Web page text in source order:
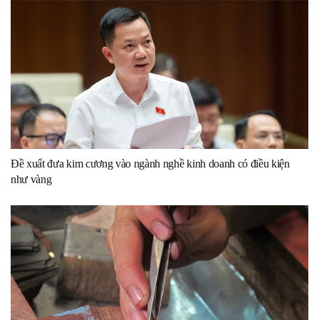
Đề xuất đưa kim cương vào ngành nghề kinh doanh có điều kiện
như vàng